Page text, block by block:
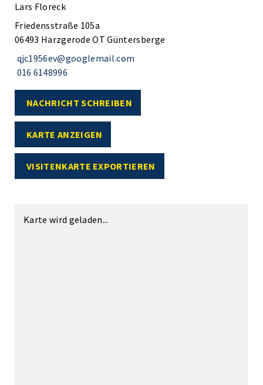
Lars Floreck
Friedensstraße 105a
06493 Harzgerode OT Güntersberge
qjc1956ev@googlemail.com
016 6148996
NACHRICHT SCHREIBEN
KARTE ANZEIGEN
VISITENKARTE EXPORTIEREN
Karte wird geladen...